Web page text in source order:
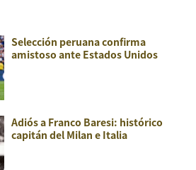
Selección peruana confirma
amistoso ante Estados Unidos
Adiós a Franco Baresi: histórico
capitán del Milan e Italia